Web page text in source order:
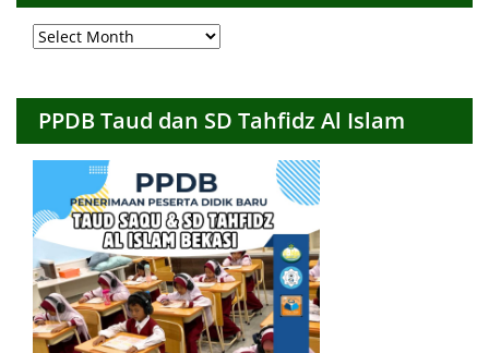
Arsip
Bulanan
PPDB Taud dan SD Tahfidz Al Islam